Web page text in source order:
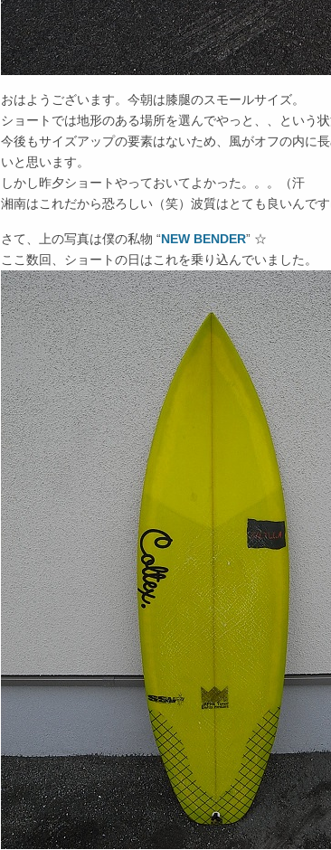
おはようございます。今朝は膝腿のスモールサイズ。
ショートでは地形のある場所を選んでやっと、、という状
今後もサイズアップの要素はないため、風がオフの内に
いと思います。
しかし昨夕ショートやっておいてよかった。。。（汗
湘南はこれだから恐ろしい（笑）波質はとても良いんです
さて、上の写真は僕の私物 “NEW BENDER” ☆
ここ数回、ショートの日はこれを乗り込んでいました。